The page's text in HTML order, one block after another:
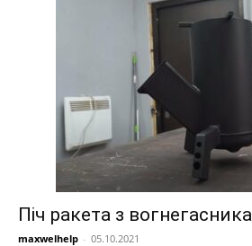
Піч ракета з вогнегасника
maxwelhelp - 05.10.2021